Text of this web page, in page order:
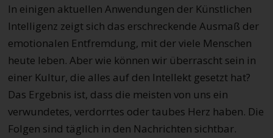
In einigen aktuellen Anwendungen der Künstlichen
Intelligenz zeigt sich das erschreckende Ausmaß der
emotionalen Entfremdung, mit der viele Menschen
heute leben. Aber wie können wir überrascht sein in
einer Kultur, die alles auf den Intellekt gesetzt hat?
Das Ergebnis ist, dass die meisten von uns ein
verwundetes, verdorrtes oder taubes Herz haben. Die
Folgen sind täglich in den Nachrichten sichtbar.